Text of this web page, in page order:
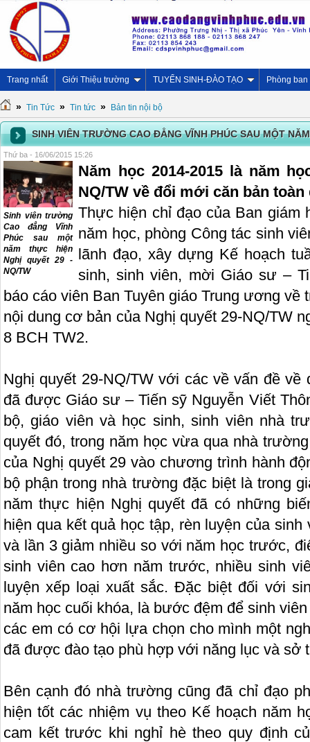
Trang nhất Giới Thiệu trường TUYỂN SINH-ĐÀO TẠO Phòng ban
» Tin Tức » Tin tức » Bản tin nội bộ
SINH VIÊN TRƯỜNG CAO ĐẲNG VĨNH PHÚC SAU MỘT
Thứ ba - 16/06/2015 15:26
Sinh viên trường
Cao đẳng Vĩnh
Phúc sau một
năm thực hiện
Nghị quyết 29 -
NQ/TW
Năm học 2014-2015 là năm
NQ/TW về đổi mới căn bản
Thực hiện chỉ đạo của Ban giám
năm học, phòng Công tác sinh
lãnh đạo, xây dựng Kế hoạch
sinh, sinh viên, mời Giáo sư –
báo cáo viên Ban Tuyên giáo Trung ương về
nội dung cơ bản của Nghị quyết 29-NQ/TW
8 BCH TW2.
Nghị quyết 29-NQ/TW với các về vấn đề về
đã được Giáo sư – Tiến sỹ Nguyễn Viết
bộ, giáo viên và học sinh, sinh viên nhà
quyết đó, trong năm học vừa qua nhà
của Nghị quyết 29 vào chương trình hành
bộ phận trong nhà trường đặc biệt là trong
năm thực hiện Nghị quyết đã có những
hiện qua kết quả học tập, rèn luyện của
và lần 3 giảm nhiều so với năm học trước,
sinh viên cao hơn năm trước, nhiều sinh
luyện xếp loại xuất sắc. Đặc biệt đối với
năm học cuối khóa, là bước đệm để sinh
các em có cơ hội lựa chọn cho mình một
đã được đào tạo phù hợp với năng lục và sở
Bên cạnh đó nhà trường cũng đã chỉ đạo
hiện tốt các nhiệm vụ theo Kế hoạch năm
cam kết trước khi nghỉ hè theo quy định